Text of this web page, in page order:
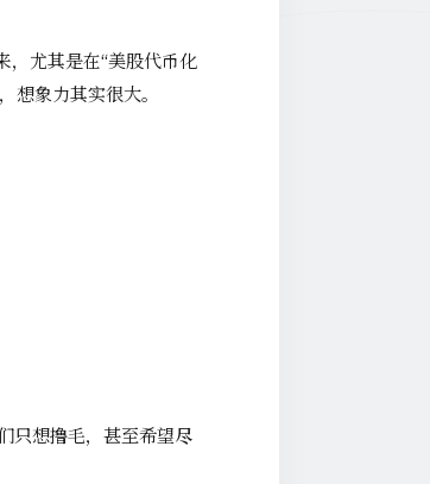
，尤其是在“美股代币化
想象力其实很大。
只想撸毛，甚至希望尽